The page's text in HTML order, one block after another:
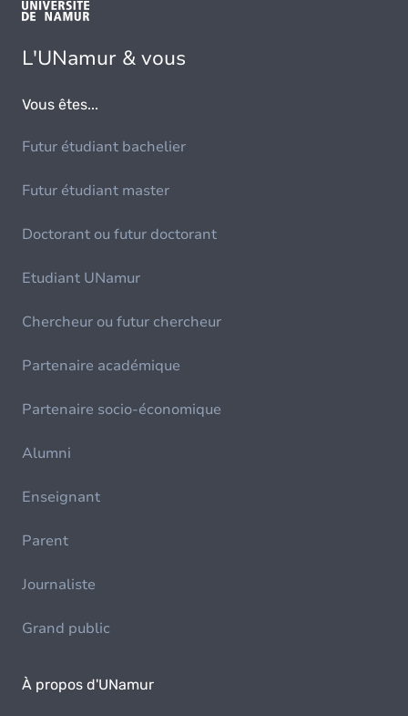
L'UNamur & vous
Vous êtes...
Futur étudiant bachelier
Futur étudiant master
Doctorant ou futur doctorant
Etudiant UNamur
Chercheur ou futur chercheur
Partenaire académique
Partenaire socio-économique
Alumni
Enseignant
Parent
Journaliste
Grand public
À propos d'UNamur